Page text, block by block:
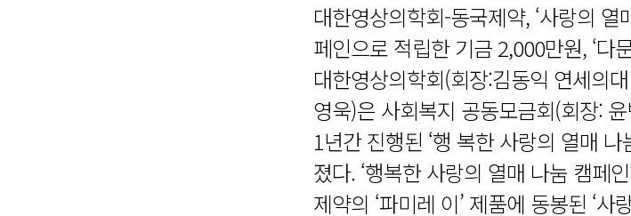
대한영상의학회-동국제약, ‘사랑의
페인으로 적립한 기금 2,000만원, ‘다
대한영상의학회(회장:김동익 연세의
영욱)은 사회복지 공동모금회(회장:
1년간 진행된 ‘행 복한 사랑의 열매
졌다. ‘행복한 사랑의 열매 나눔 캠페
제약의 ‘파미레 이’ 제품에 동봉된 ‘사